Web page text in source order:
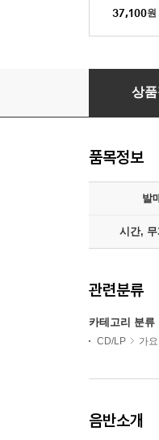
37,100원
태양 -
상
품목정보
발
시간, 무
관련분류
카테고리 분류
CD/LP 가요
음반소개